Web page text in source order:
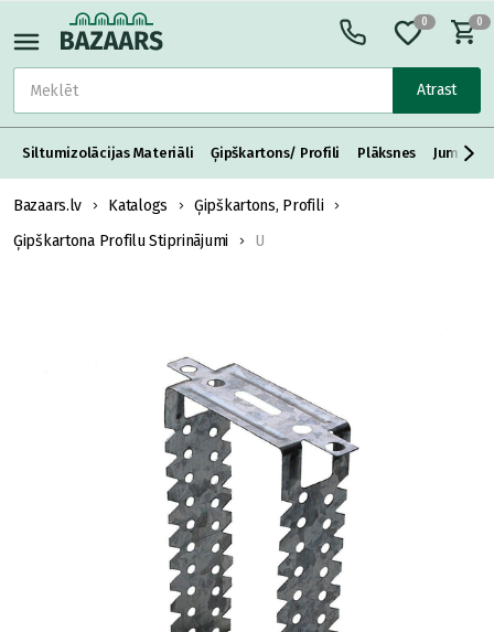
Atrast
0 0
Siltumizolācijas Materiāli Ģipškartons/ Profili Plāksnes Jumta
Bazaars.lv Katalogs
Ģipškartons, Profili
Ģipškartona Profilu Stiprinājumi
U